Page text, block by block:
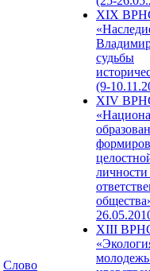
Слово
XIX
судьбы
(9-
XIV
XIII